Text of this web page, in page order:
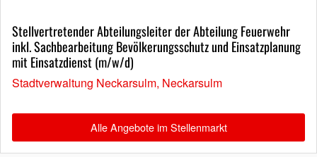
Stellvertretender Abteilungsleiter der Abteilung Feuerwehr
inkl. Sachbearbeitung Bevölkerungsschutz und Einsatzplanung
mit Einsatzdienst (m/w/d)
Stadtverwaltung Neckarsulm, Neckarsulm
Alle Angebote im Stellenmarkt